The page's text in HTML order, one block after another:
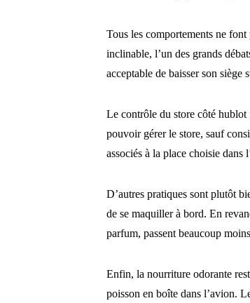
Tous les comportements ne font
inclinable, l’un des grands
acceptable de baisser son
Le contrôle du store côté hublot
pouvoir gérer le store, sauf
associés à la place choisie dans
D’autres pratiques sont plutôt
de se maquiller à bord. En
parfum, passent beaucoup
Enfin, la nourriture odorante
poisson en boîte dans l’avion.